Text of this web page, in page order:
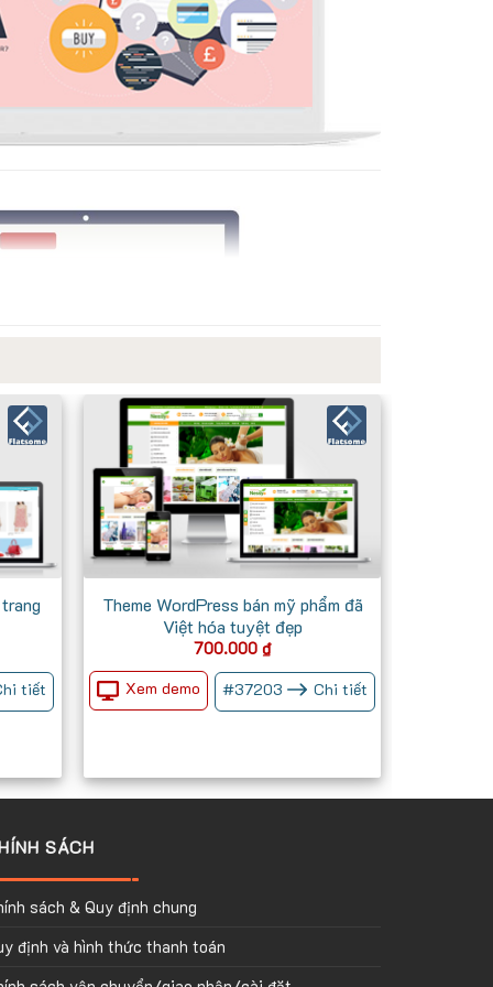
₫.
tiết
Theme WordPress bán mỹ phẩm đã
Việt hóa tuyệt đẹp
700.000 ₫
Xem demo
#37203 Chi tiết
SÁCH
sách & Quy định chung
định và hình thức thanh toán